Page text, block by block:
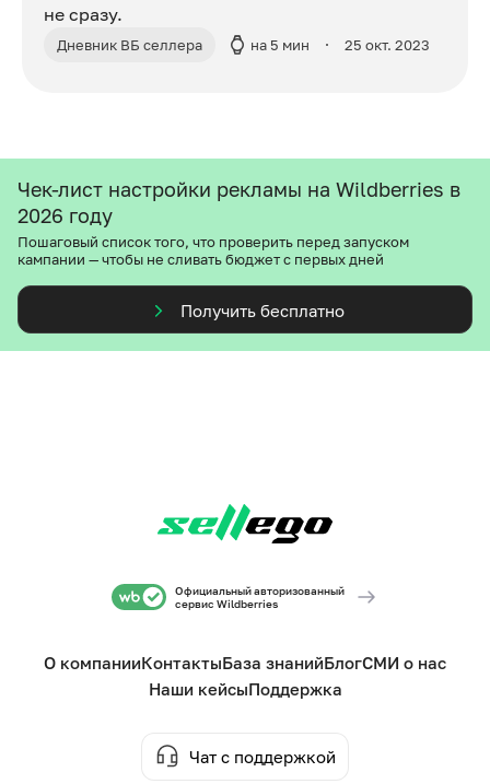
не сразу.
Дневник ВБ селлера на 5 мин 25 окт. 2023
Чек-лист настройки рекламы на Wildberries в
2026 году
Пошаговый список того, что проверить перед запуском
кампании — чтобы не сливать бюджет с первых дней
Получить бесплатно
Официальный авторизованный
сервис Wildberries
О компанииКонтактыБаза знанийБлогСМИ о нас
Наши кейсыПоддержка
Чат с поддержкой